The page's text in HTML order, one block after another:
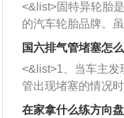
<&list>固特异轮胎
的汽车轮胎品牌。
牌，但是中高低端
也是为了更好的开拓
国六排气管堵塞怎
<&list>1、当车主发
管出现堵塞的情况
者是细棍，直接将
在家拿什么练方向盘